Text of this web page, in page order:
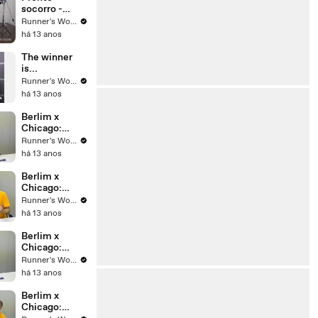
socorro -
Fascite
Plantar
Runner's World Brasil
há 13 anos
The winner
is...
Runner's World Brasil
há 13 anos
Berlim x
Chicago:
Video 13 - AS
COMPRAS
Runner's World Brasil
há 13 anos
Berlim x
Chicago:
Video 14 - A
GALERA
Runner's World Brasil
há 13 anos
Berlim x
Chicago:
Video 12 - A
LÍNGUA
Runner's World Brasil
há 13 anos
Berlim x
Chicago: